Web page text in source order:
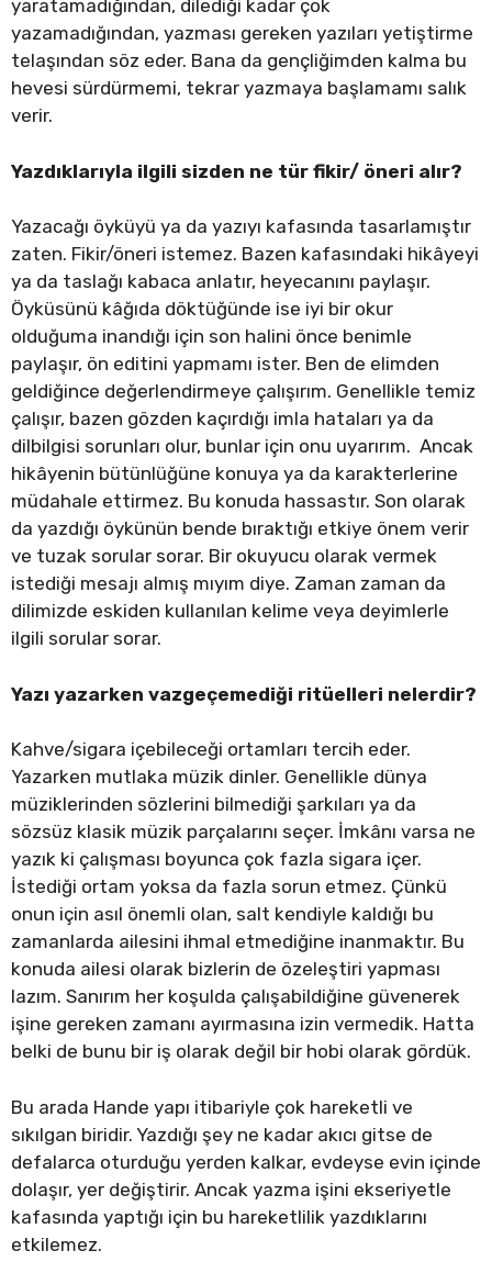
yaratamadığından, dilediği kadar çok
yazamadığından, yazması gereken yazıları yetiştirme
telaşından söz eder. Bana da gençliğimden kalma bu
hevesi sürdürmemi, tekrar yazmaya başlamamı salık
verir.
Yazdıklarıyla ilgili sizden ne tür fikir/ öneri alır?
Yazacağı öyküyü ya da yazıyı kafasında tasarlamıştır
zaten. Fikir/öneri istemez. Bazen kafasındaki hikâyeyi
ya da taslağı kabaca anlatır, heyecanını paylaşır.
Öyküsünü kâğıda döktüğünde ise iyi bir okur
olduğuma inandığı için son halini önce benimle
paylaşır, ön editini yapmamı ister. Ben de elimden
geldiğince değerlendirmeye çalışırım. Genellikle temiz
çalışır, bazen gözden kaçırdığı imla hataları ya da
dilbilgisi sorunları olur, bunlar için onu uyarırım. Ancak
hikâyenin bütünlüğüne konuya ya da karakterlerine
müdahale ettirmez. Bu konuda hassastır. Son olarak
da yazdığı öykünün bende bıraktığı etkiye önem verir
ve tuzak sorular sorar. Bir okuyucu olarak vermek
istediği mesajı almış mıyım diye. Zaman zaman da
dilimizde eskiden kullanılan kelime veya deyimlerle
ilgili sorular sorar.
Yazı yazarken vazgeçemediği ritüelleri nelerdir?
Kahve/sigara içebileceği ortamları tercih eder.
Yazarken mutlaka müzik dinler. Genellikle dünya
müziklerinden sözlerini bilmediği şarkıları ya da
sözsüz klasik müzik parçalarını seçer. İmkânı varsa ne
yazık ki çalışması boyunca çok fazla sigara içer.
İstediği ortam yoksa da fazla sorun etmez. Çünkü
onun için asıl önemli olan, salt kendiyle kaldığı bu
zamanlarda ailesini ihmal etmediğine inanmaktır. Bu
konuda ailesi olarak bizlerin de özeleştiri yapması
lazım. Sanırım her koşulda çalışabildiğine güvenerek
işine gereken zamanı ayırmasına izin vermedik. Hatta
belki de bunu bir iş olarak değil bir hobi olarak gördük.
Bu arada Hande yapı itibariyle çok hareketli ve
sıkılgan biridir. Yazdığı şey ne kadar akıcı gitse de
defalarca oturduğu yerden kalkar, evdeyse evin içinde
dolaşır, yer değiştirir. Ancak yazma işini ekseriyetle
kafasında yaptığı için bu hareketlilik yazdıklarını
etkilemez.